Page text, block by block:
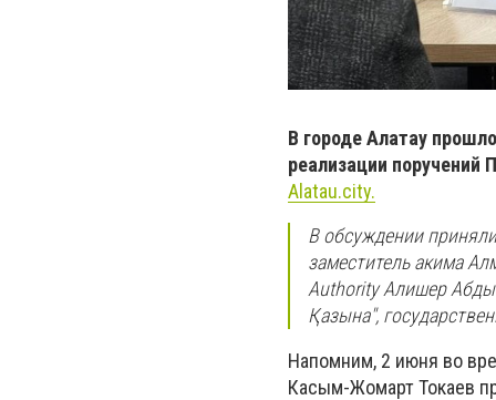
В городе Алатау
реализации поручений
Alatau.city.
В обсуждении
заместитель акима
Authority Алишер
Қазына",
Напомним, 2 июня во
Касым-Жомарт Токаев